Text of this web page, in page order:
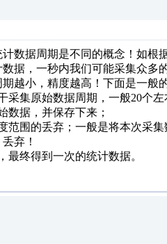
数据周期是不同的概念！如根
据，一秒内我们可能采集众
越小，精度越高！下面是一般
集原始数据周期，一般20个左
数据，并保存下来；
范围的丢弃；一般是将本次采
弃！
最终得到一次的统计数据。